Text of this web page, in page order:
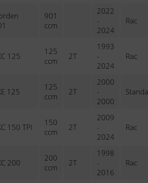
901
ccm
2022
-
2024
Rac
125
125
ccm
2T
1993
-
2024
Rac
125
125
ccm
2T
2000
-
2000
150 TPI
150
ccm
2T
2009
-
2024
Rac
200
200
ccm
2T
1998
-
2016
Rac